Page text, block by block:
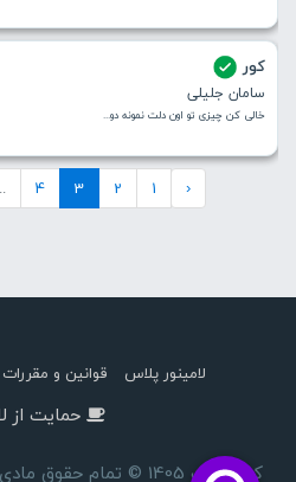
کور
سامان جلیلی
خالی کن چیزی تو اون دلت نمونه دو...
‹
1
2
3
4
لامینور پلاس قوانین و مقررات
حمایت از
کپی رایت 1405 © تمام